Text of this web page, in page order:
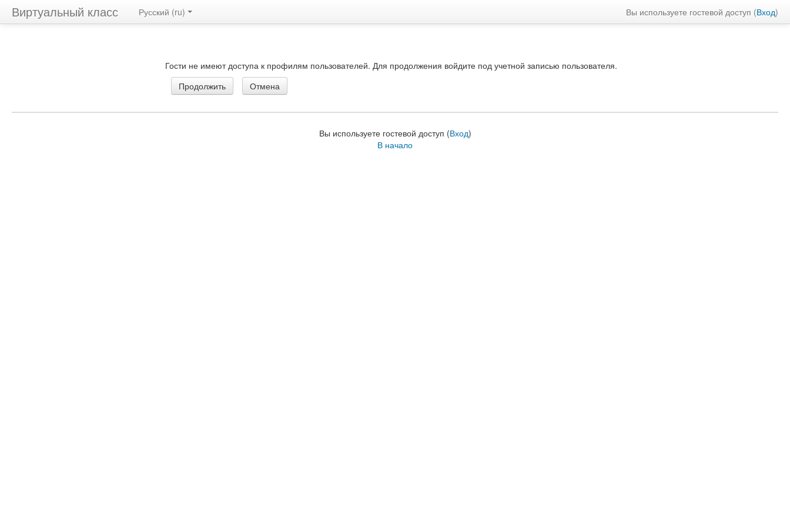
Виртуальный класс Вы используете гостевой доступ (Вход)
Русский ‎(ru)‎
Гости не имеют доступа к профилям пользователей. Для продолжения войдите под учетной записью пользователя.
Вы используете гостевой доступ (Вход)
В начало